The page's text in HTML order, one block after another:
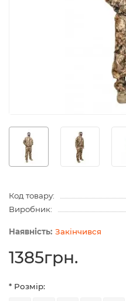
Код товару:
Виробник:
Закінчився
1385грн.
* Розмір: